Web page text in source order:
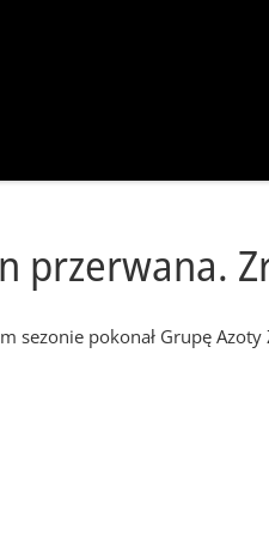
przerwana.
sezonie pokonał Grupę